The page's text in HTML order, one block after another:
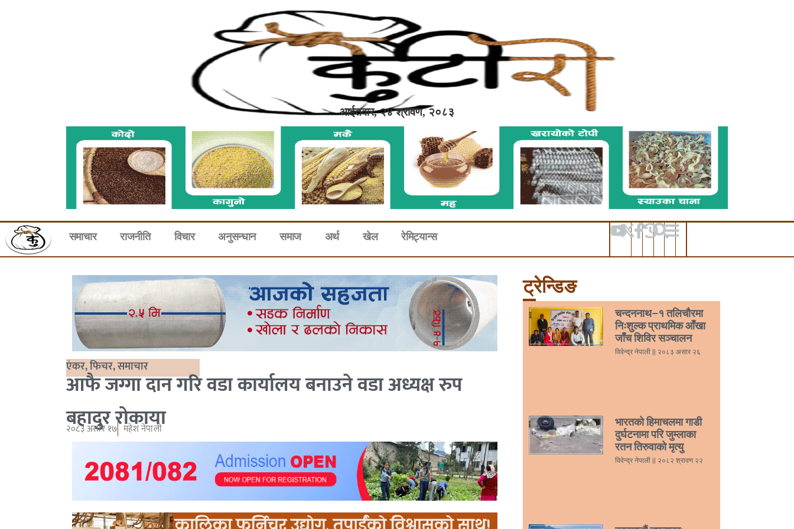
आईतवार, २४ श्रावण, २०८३
समाचार राजनीति विचार अनुसन्धान समाज अर्थ खेल रेमिट्यान्स
एंकर,फिचर,समाचार
आफै जग्गा दान गरि वडा कार्यालय बनाउने वडा अध्यक्ष रुप
बहादुर रोकाया
२०८३ असार १७ महेश नेपाली
ट्रेन्डिङ
चन्दननाथ–१ तलिचौरमा
निःशुल्क प्राथमिक आँखा
जाँच शिविर सञ्चालन
विवेन्द्र नेपाली २०८३ असार २६
भारतको हिमाचलमा गाडी
दुर्घटनामा परि जुम्लाका
रतन तिरुवाको मृत्यु
विवेन्द्र नेपाली २०८२ श्रावण २२